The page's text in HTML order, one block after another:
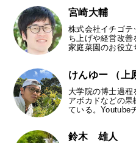
宮崎大輔
株式会社イチゴテ
ち上げや経営改
家庭菜園のお役
けんゆー （上
大学院の博士過
アボカドなどの果
ている。Youtube
鈴木 雄人